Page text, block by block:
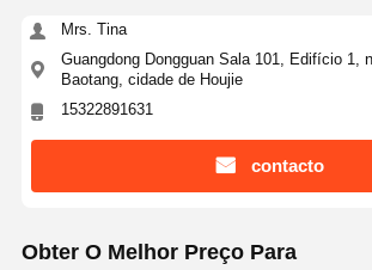
Mrs. Tina
Guangdong Dongguan Sala 101, Edifício 1,
Baotang, cidade de Houjie
15322891631
contacto
Obter O Melhor Preço Para